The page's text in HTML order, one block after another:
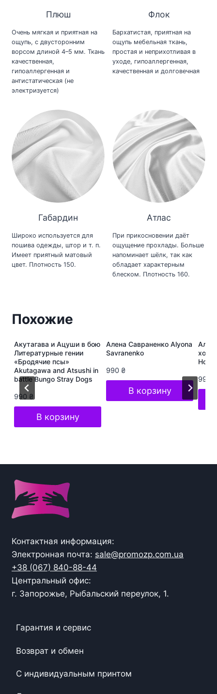
Плюш
Очень мягкая и приятная на
ощупь, с двусторонним
ворсом длиной 4–5 мм. Ткань
качественная,
гипоаллергенная и
антистатическая (не
электризуется)
Флок
Бархатистая, приятная на
ощупь мебельная ткань,
простая и неприхотливая в
уходе, гипоаллергенная,
качественная и долговечная
Габардин
Широко используется для
пошива одежды, штор и т. п.
Имеет приятный матовый
цвет. Плотность 150.
Атлас
При прикосновении даёт
ощущение прохлады. Больше
напоминает шёлк, так как
обладает характерным
блеском. Плотность 160.
Похожие
Акутагава и Ацуши в бою
Литературные гении
«Бродячие псы»
Akutagawa and Atsushi in
battle Bungo Stray Dogs
990 ₴
В корзину
Алена Савраненко Alyona
Savranenko
990 ₴
В корзину
хоп
Hop
990
Контактная информация:
Электронная почта: sale@promozp.com.ua
+38 (067) 840-88-44
Центральный офис:
г. Запорожье, Рыбальский переулок, 1.
Гарантия и сервис
Возврат и обмен
С индивидуальным принтом